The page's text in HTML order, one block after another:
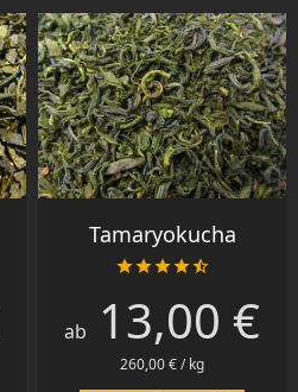
Tamaryokucha

Preis
ab 13,00 €
260,00 € / kg